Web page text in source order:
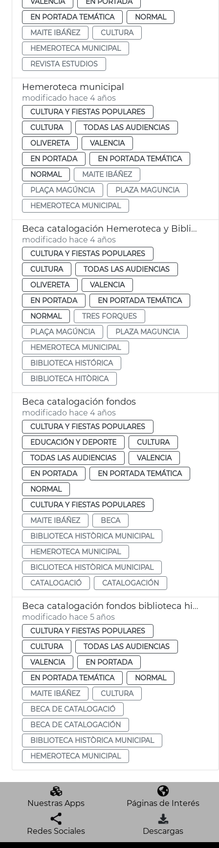
EN PORTADA TEMÁTICA
NORMAL
MAITE IBÁÑEZ
CULTURA
HEMEROTECA MUNICIPAL
REVISTA ESTUDIOS
Hemeroteca municipal
modificado hace 4 años
CULTURA Y FIESTAS POPULARES
CULTURA
TODAS LAS AUDIENCIAS
OLIVERETA
VALENCIA
EN PORTADA
EN PORTADA TEMÁTICA
NORMAL
MAITE IBÁÑEZ
PLAÇA MAGÚNCIA
PLAZA MAGUNCIA
HEMEROTECA MUNICIPAL
Beca catalogación Hemeroteca y Biblioteca Municipal
modificado hace 4 años
CULTURA Y FIESTAS POPULARES
CULTURA
TODAS LAS AUDIENCIAS
OLIVERETA
VALENCIA
EN PORTADA
EN PORTADA TEMÁTICA
NORMAL
TRES FORQUES
PLAÇA MAGÚNCIA
PLAZA MAGUNCIA
HEMEROTECA MUNICIPAL
BIBLIOTECA HISTÓRICA
BIBLIOTECA HITÒRICA
Beca catalogación fondos
modificado hace 4 años
CULTURA Y FIESTAS POPULARES
EDUCACIÓN Y DEPORTE
CULTURA
TODAS LAS AUDIENCIAS
VALENCIA
EN PORTADA
EN PORTADA TEMÁTICA
NORMAL
CULTURA Y FIESTAS POPULARES
MAITE IBÁÑEZ
BECA
BIBLIOTECA HISTÒRICA MUNICIPAL
HEMEROTECA MUNICIPAL
BICLIOTECA HISTÒRICA MUNICIPAL
CATALOGACIÓ
CATALOGACIÓN
Beca catalogación fondos biblioteca histórica
modificado hace 5 años
CULTURA Y FIESTAS POPULARES
CULTURA
TODAS LAS AUDIENCIAS
VALENCIA
EN PORTADA
EN PORTADA TEMÁTICA
NORMAL
MAITE IBÁÑEZ
CULTURA
BECA DE CATALOGACIÓ
BECA DE CATALOGACIÓN
BIBLIOTECA HISTÒRICA MUNICIPAL
HEMEROTECA MUNICIPAL
Nuestras Apps Páginas de Interés
Redes Sociales Descargas